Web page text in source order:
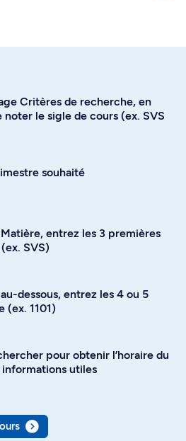
Critères de recherche, en
noter le sigle de cours (ex. SVS
souhaité
entrez les 3 premières
SVS)
dessous, entrez les 4 ou 5
(ex. 1101)
pour obtenir l’horaire du
utiles